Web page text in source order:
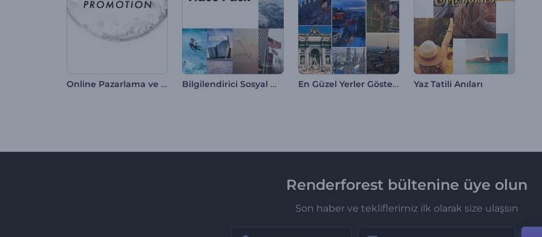
Online Pazarlama ve SEO Tanıtımı Bilgilendirici Sosyal Medya Video Paketi En Güzel Yerler Gösterimi Yaz Tatili Anıları
Renderforest bültenine üye olun
Son haber ve tekliflerimiz ilk olarak size ulaşsın